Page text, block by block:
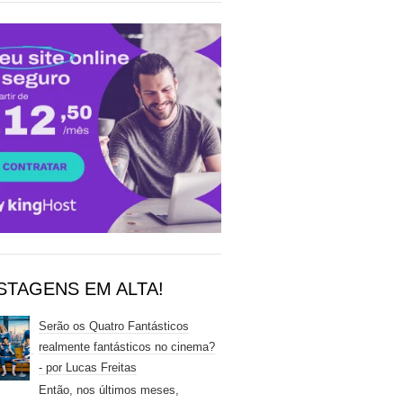
EM ALTA!
Serão os Quatro Fantásticos
realmente fantásticos no cinema?
- por Lucas Freitas
Então, nos últimos meses,